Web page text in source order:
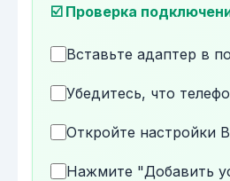
☑️ Проверка
Вставьте адаптер в
Убедитесь, что
Откройте настройки
Нажмите "Добавить